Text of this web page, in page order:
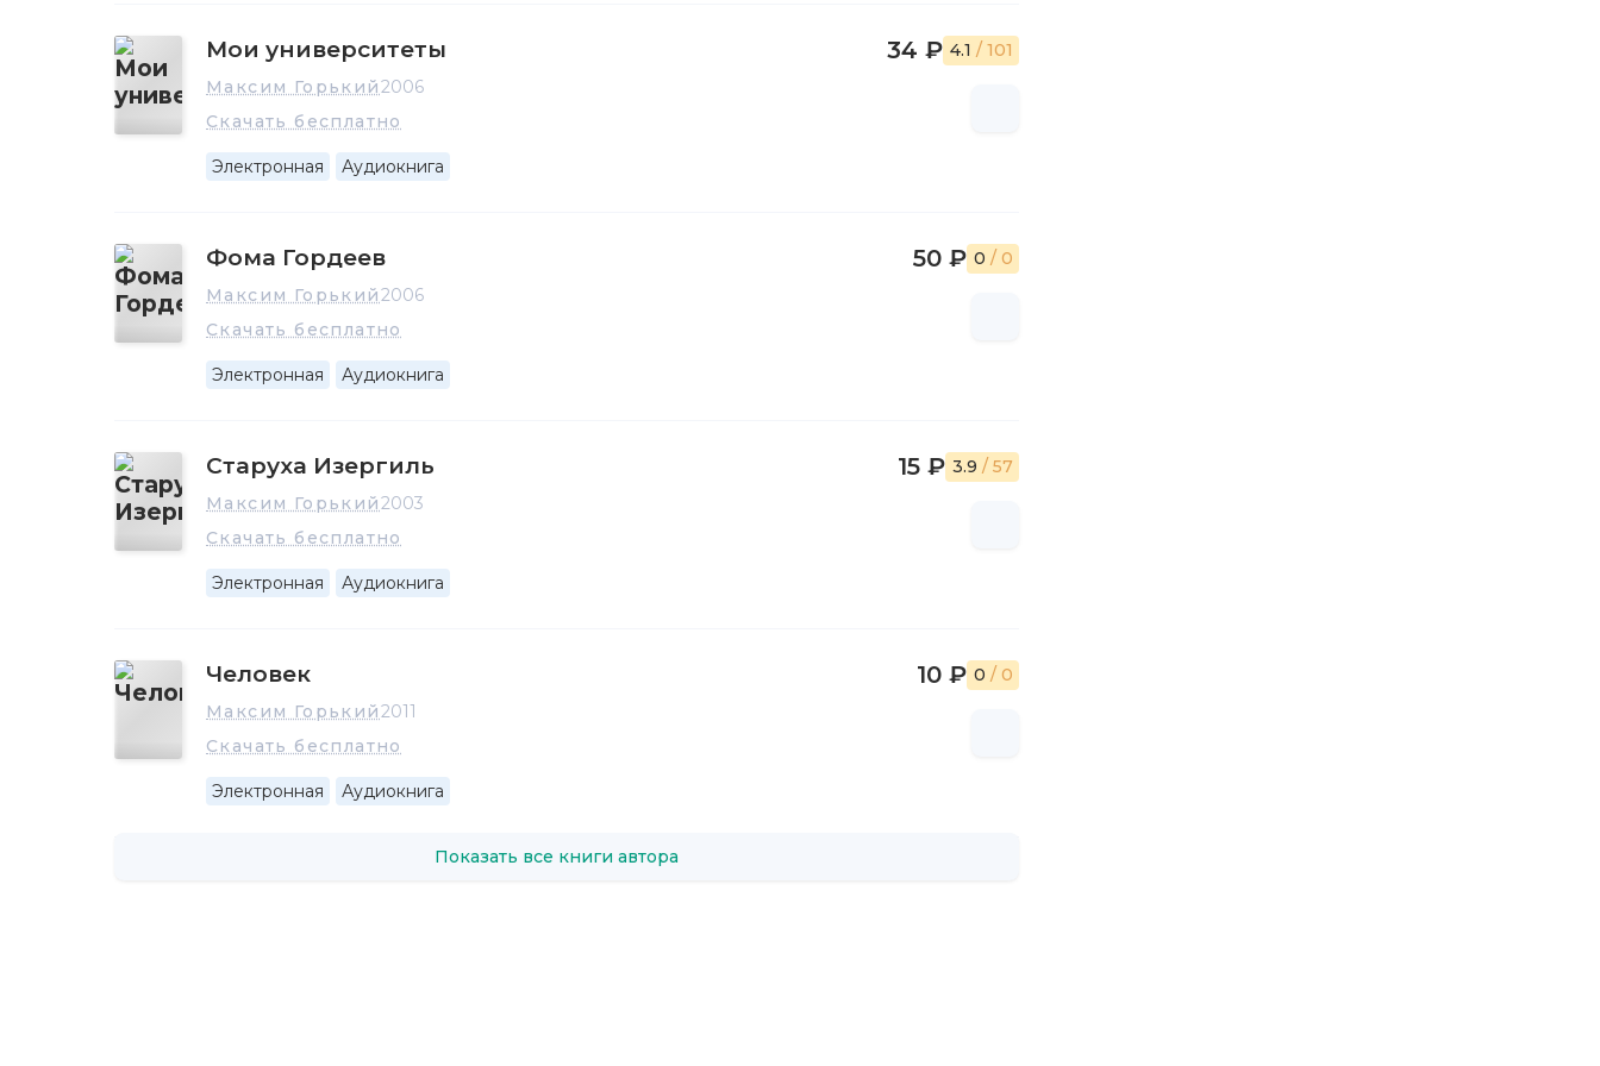
Мои университеты
Максим Горький2006
Скачать бесплатно
Электронная Аудиокнига
34 ₽ 4.1 / 101
Фома Гордеев
Максим Горький2006
Скачать бесплатно
Электронная Аудиокнига
50 ₽ 0 / 0
Старуха Изергиль
Максим Горький2003
Скачать бесплатно
Электронная Аудиокнига
15 ₽ 3.9 / 57
Человек
Максим Горький2011
Скачать бесплатно
Электронная Аудиокнига
10 ₽ 0 / 0
Показать все книги автора